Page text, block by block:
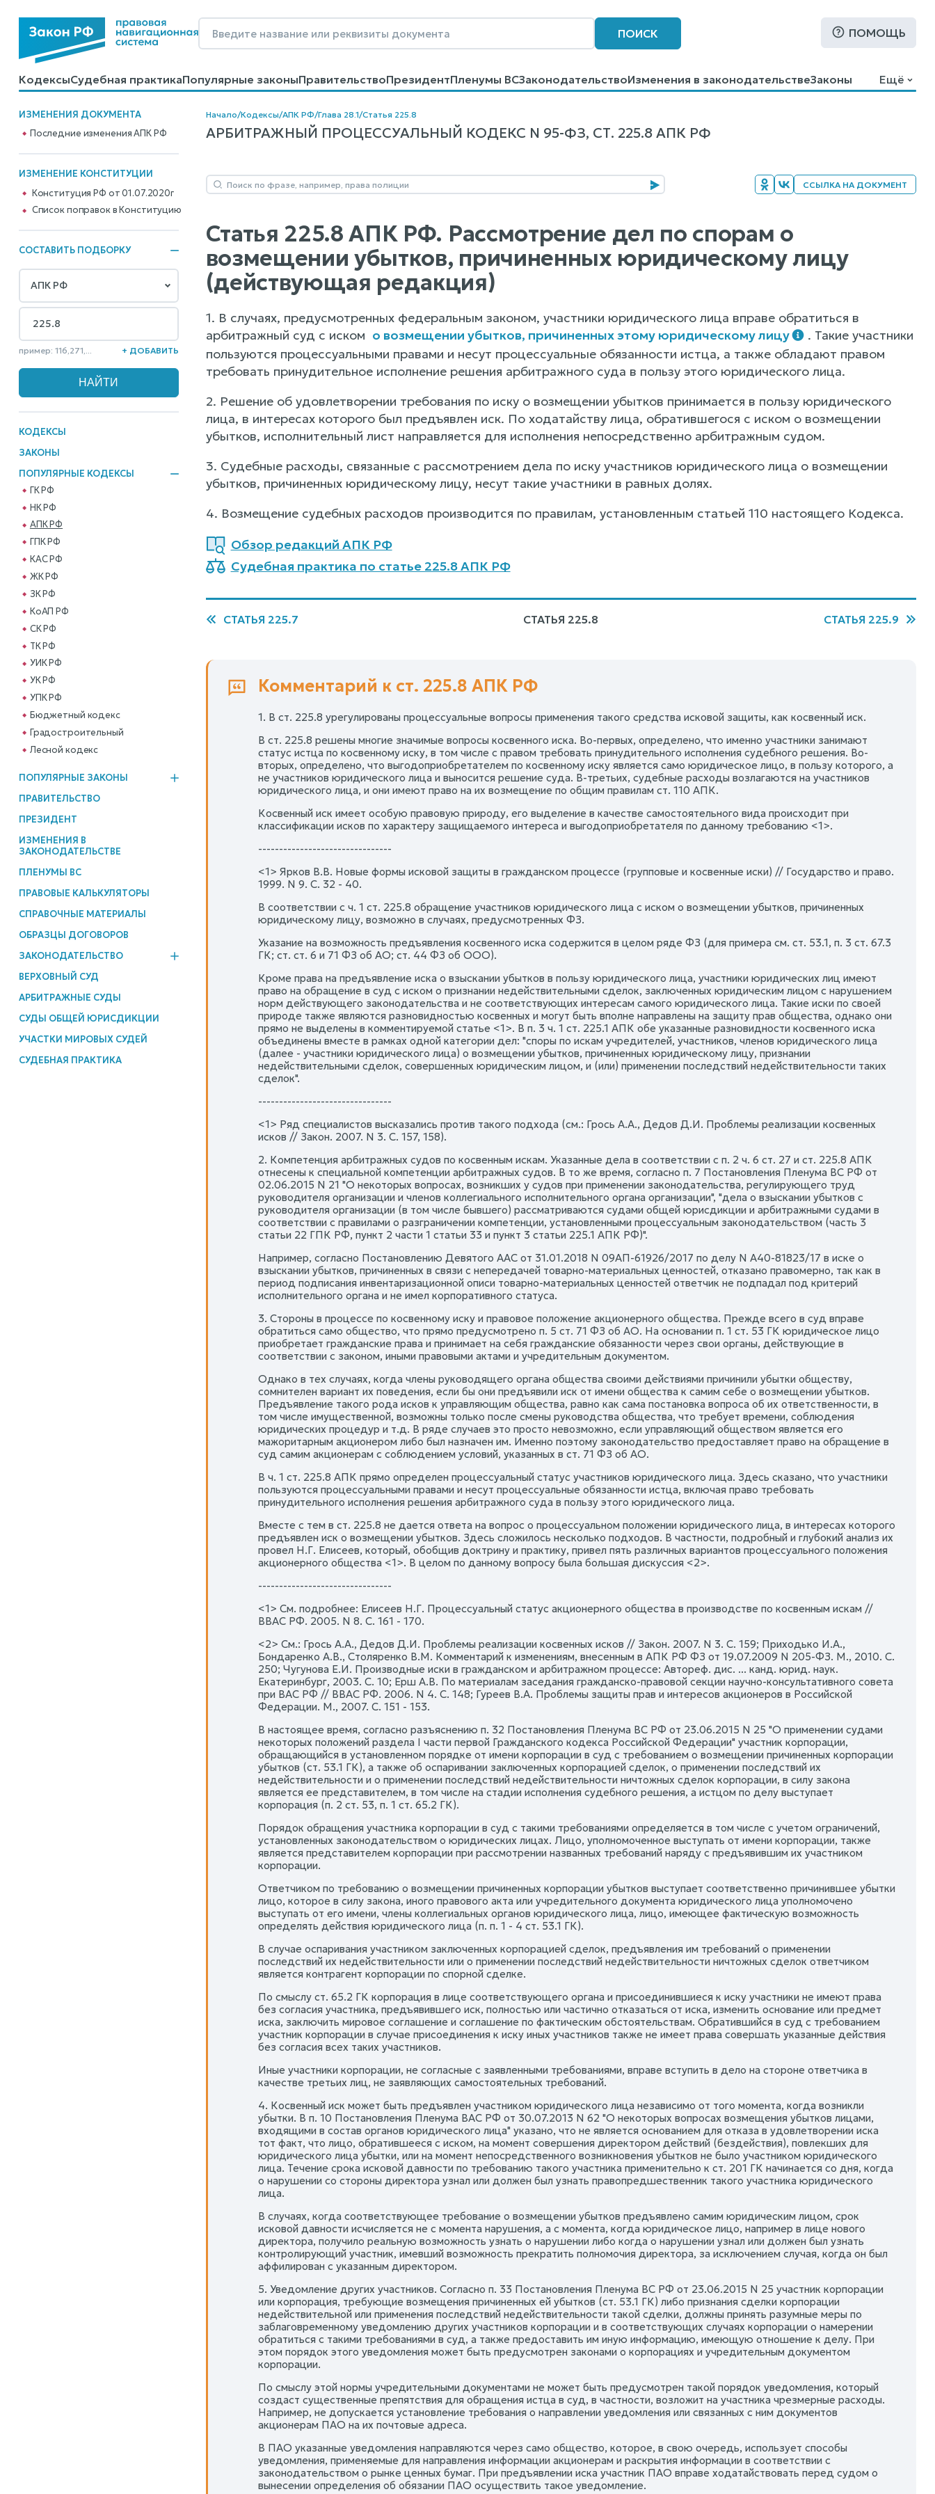
ПОИСК ПОМОЩЬ
КодексыСудебная практикаПопулярные законыПравительствоПрезидентПленумы ВСЗаконодательствоИзменения в законодательствеЗаконы
КалькуляторыСправочные материалыОбразцы договоровКонтактыПомощьПоиск
Ещё
ИЗМЕНЕНИЯ ДОКУМЕНТА
Последние изменения АПК РФ
ИЗМЕНЕНИЕ КОНСТИТУЦИИ
Конституция РФ от 01.07.2020г
Cписок поправок в Конституцию
СОСТАВИТЬ ПОДБОРКУ
пример: 116,271,... + ДОБАВИТЬ
КОДЕКСЫ
ЗАКОНЫ
ПОПУЛЯРНЫЕ КОДЕКСЫ
ГК РФ
НК РФ
АПК РФ
ГПК РФ
КАС РФ
ЖК РФ
ЗК РФ
КоАП РФ
СК РФ
ТК РФ
УИК РФ
УК РФ
УПК РФ
Бюджетный кодекс
Градостроительный
Лесной кодекс
ПОПУЛЯРНЫЕ ЗАКОНЫ
ПРАВИТЕЛЬСТВО
ПРЕЗИДЕНТ
ИЗМЕНЕНИЯ В
ЗАКОНОДАТЕЛЬСТВЕ
ПЛЕНУМЫ ВС
ПРАВОВЫЕ КАЛЬКУЛЯТОРЫ
СПРАВОЧНЫЕ МАТЕРИАЛЫ
ОБРАЗЦЫ ДОГОВОРОВ
ЗАКОНОДАТЕЛЬСТВО
ВЕРХОВНЫЙ СУД
АРБИТРАЖНЫЕ СУДЫ
СУДЫ ОБЩЕЙ ЮРИСДИКЦИИ
УЧАСТКИ МИРОВЫХ СУДЕЙ
СУДЕБНАЯ ПРАКТИКА
Начало/Кодексы/АПК РФ/Глава 28.1/Статья 225.8
АРБИТРАЖНЫЙ ПРОЦЕССУАЛЬНЫЙ КОДЕКС N 95-ФЗ, СТ. 225.8 АПК РФ
ССЫЛКА НА ДОКУМЕНТ
Статья 225.8 АПК РФ. Рассмотрение дел по спорам о
возмещении убытков, причиненных юридическому лицу
(действующая редакция)
1. В случаях, предусмотренных федеральным законом, участники юридического лица вправе обратиться в
арбитражный суд с иском о возмещении убытков, причиненных этому юридическому лицу
. Такие участники
пользуются процессуальными правами и несут процессуальные обязанности истца, а также обладают правом
требовать принудительное исполнение решения арбитражного суда в пользу этого юридического лица.
2. Решение об удовлетворении требования по иску о возмещении убытков принимается в пользу юридического
лица, в интересах которого был предъявлен иск. По ходатайству лица, обратившегося с иском о возмещении
убытков, исполнительный лист направляется для исполнения непосредственно арбитражным судом.
3. Судебные расходы, связанные с рассмотрением дела по иску участников юридического лица о возмещении
убытков, причиненных юридическому лицу, несут такие участники в равных долях.
4. Возмещение судебных расходов производится по правилам, установленным статьей 110 настоящего Кодекса.
Обзор редакций АПК РФ
Судебная практика по статье 225.8 АПК РФ
СТАТЬЯ 225.7 СТАТЬЯ 225.8 СТАТЬЯ 225.9
Комментарий к ст. 225.8 АПК РФ
1. В ст. 225.8 урегулированы процессуальные вопросы применения такого средства исковой защиты, как косвенный иск.
В ст. 225.8 решены многие значимые вопросы косвенного иска. Во-первых, определено, что именно участники занимают
статус истца по косвенному иску, в том числе с правом требовать принудительного исполнения судебного решения. Во-
вторых, определено, что выгодоприобретателем по косвенному иску является само юридическое лицо, в пользу которого, а
не участников юридического лица и выносится решение суда. В-третьих, судебные расходы возлагаются на участников
юридического лица, и они имеют право на их возмещение по общим правилам ст. 110 АПК.
Косвенный иск имеет особую правовую природу, его выделение в качестве самостоятельного вида происходит при
классификации исков по характеру защищаемого интереса и выгодоприобретателя по данному требованию <1>.
--------------------------------
<1> Ярков В.В. Новые формы исковой защиты в гражданском процессе (групповые и косвенные иски) // Государство и право.
1999. N 9. С. 32 - 40.
В соответствии с ч. 1 ст. 225.8 обращение участников юридического лица с иском о возмещении убытков, причиненных
юридическому лицу, возможно в случаях, предусмотренных ФЗ.
Указание на возможность предъявления косвенного иска содержится в целом ряде ФЗ (для примера см. ст. 53.1, п. 3 ст. 67.3
ГК; ст. ст. 6 и 71 ФЗ об АО; ст. 44 ФЗ об ООО).
Кроме права на предъявление иска о взыскании убытков в пользу юридического лица, участники юридических лиц имеют
право на обращение в суд с иском о признании недействительными сделок, заключенных юридическим лицом с нарушением
норм действующего законодательства и не соответствующих интересам самого юридического лица. Такие иски по своей
природе также являются разновидностью косвенных и могут быть вполне направлены на защиту прав общества, однако они
прямо не выделены в комментируемой статье <1>. В п. 3 ч. 1 ст. 225.1 АПК обе указанные разновидности косвенного иска
объединены вместе в рамках одной категории дел: "споры по искам учредителей, участников, членов юридического лица
(далее - участники юридического лица) о возмещении убытков, причиненных юридическому лицу, признании
недействительными сделок, совершенных юридическим лицом, и (или) применении последствий недействительности таких
сделок".
--------------------------------
<1> Ряд специалистов высказались против такого подхода (см.: Грось А.А., Дедов Д.И. Проблемы реализации косвенных
исков // Закон. 2007. N 3. С. 157, 158).
2. Компетенция арбитражных судов по косвенным искам. Указанные дела в соответствии с п. 2 ч. 6 ст. 27 и ст. 225.8 АПК
отнесены к специальной компетенции арбитражных судов. В то же время, согласно п. 7 Постановления Пленума ВС РФ от
02.06.2015 N 21 "О некоторых вопросах, возникших у судов при применении законодательства, регулирующего труд
руководителя организации и членов коллегиального исполнительного органа организации", "дела о взыскании убытков с
руководителя организации (в том числе бывшего) рассматриваются судами общей юрисдикции и арбитражными судами в
соответствии с правилами о разграничении компетенции, установленными процессуальным законодательством (часть 3
статьи 22 ГПК РФ, пункт 2 части 1 статьи 33 и пункт 3 статьи 225.1 АПК РФ)".
Например, согласно Постановлению Девятого ААС от 31.01.2018 N 09АП-61926/2017 по делу N А40-81823/17 в иске о
взыскании убытков, причиненных в связи с непередачей товарно-материальных ценностей, отказано правомерно, так как в
период подписания инвентаризационной описи товарно-материальных ценностей ответчик не подпадал под критерий
исполнительного органа и не имел корпоративного статуса.
3. Стороны в процессе по косвенному иску и правовое положение акционерного общества. Прежде всего в суд вправе
обратиться само общество, что прямо предусмотрено п. 5 ст. 71 ФЗ об АО. На основании п. 1 ст. 53 ГК юридическое лицо
приобретает гражданские права и принимает на себя гражданские обязанности через свои органы, действующие в
соответствии с законом, иными правовыми актами и учредительным документом.
Однако в тех случаях, когда члены руководящего органа общества своими действиями причинили убытки обществу,
сомнителен вариант их поведения, если бы они предъявили иск от имени общества к самим себе о возмещении убытков.
Предъявление такого рода исков к управляющим общества, равно как сама постановка вопроса об их ответственности, в
том числе имущественной, возможны только после смены руководства общества, что требует времени, соблюдения
юридических процедур и т.д. В ряде случаев это просто невозможно, если управляющий обществом является его
мажоритарным акционером либо был назначен им. Именно поэтому законодательство предоставляет право на обращение в
суд самим акционерам с соблюдением условий, указанных в ст. 71 ФЗ об АО.
В ч. 1 ст. 225.8 АПК прямо определен процессуальный статус участников юридического лица. Здесь сказано, что участники
пользуются процессуальными правами и несут процессуальные обязанности истца, включая право требовать
принудительного исполнения решения арбитражного суда в пользу этого юридического лица.
Вместе с тем в ст. 225.8 не дается ответа на вопрос о процессуальном положении юридического лица, в интересах которого
предъявлен иск о возмещении убытков. Здесь сложилось несколько подходов. В частности, подробный и глубокий анализ их
провел Н.Г. Елисеев, который, обобщив доктрину и практику, привел пять различных вариантов процессуального положения
акционерного общества <1>. В целом по данному вопросу была большая дискуссия <2>.
--------------------------------
<1> См. подробнее: Елисеев Н.Г. Процессуальный статус акционерного общества в производстве по косвенным искам //
ВВАС РФ. 2005. N 8. С. 161 - 170.
<2> См.: Грось А.А., Дедов Д.И. Проблемы реализации косвенных исков // Закон. 2007. N 3. С. 159; Приходько И.А.,
Бондаренко А.В., Столяренко В.М. Комментарий к изменениям, внесенным в АПК РФ ФЗ от 19.07.2009 N 205-ФЗ. М., 2010. С.
250; Чугунова Е.И. Производные иски в гражданском и арбитражном процессе: Автореф. дис. ... канд. юрид. наук.
Екатеринбург, 2003. С. 10; Ерш А.В. По материалам заседания гражданско-правовой секции научно-консультативного совета
при ВАС РФ // ВВАС РФ. 2006. N 4. С. 148; Гуреев В.А. Проблемы защиты прав и интересов акционеров в Российской
Федерации. М., 2007. С. 151 - 153.
В настоящее время, согласно разъяснению п. 32 Постановления Пленума ВС РФ от 23.06.2015 N 25 "О применении судами
некоторых положений раздела I части первой Гражданского кодекса Российской Федерации" участник корпорации,
обращающийся в установленном порядке от имени корпорации в суд с требованием о возмещении причиненных корпорации
убытков (ст. 53.1 ГК), а также об оспаривании заключенных корпорацией сделок, о применении последствий их
недействительности и о применении последствий недействительности ничтожных сделок корпорации, в силу закона
является ее представителем, в том числе на стадии исполнения судебного решения, а истцом по делу выступает
корпорация (п. 2 ст. 53, п. 1 ст. 65.2 ГК).
Порядок обращения участника корпорации в суд с такими требованиями определяется в том числе с учетом ограничений,
установленных законодательством о юридических лицах. Лицо, уполномоченное выступать от имени корпорации, также
является представителем корпорации при рассмотрении названных требований наряду с предъявившим их участником
корпорации.
Ответчиком по требованию о возмещении причиненных корпорации убытков выступает соответственно причинившее убытки
лицо, которое в силу закона, иного правового акта или учредительного документа юридического лица уполномочено
выступать от его имени, члены коллегиальных органов юридического лица, лицо, имеющее фактическую возможность
определять действия юридического лица (п. п. 1 - 4 ст. 53.1 ГК).
В случае оспаривания участником заключенных корпорацией сделок, предъявления им требований о применении
последствий их недействительности или о применении последствий недействительности ничтожных сделок ответчиком
является контрагент корпорации по спорной сделке.
По смыслу ст. 65.2 ГК корпорация в лице соответствующего органа и присоединившиеся к иску участники не имеют права
без согласия участника, предъявившего иск, полностью или частично отказаться от иска, изменить основание или предмет
иска, заключить мировое соглашение и соглашение по фактическим обстоятельствам. Обратившийся в суд с требованием
участник корпорации в случае присоединения к иску иных участников также не имеет права совершать указанные действия
без согласия всех таких участников.
Иные участники корпорации, не согласные с заявленными требованиями, вправе вступить в дело на стороне ответчика в
качестве третьих лиц, не заявляющих самостоятельных требований.
4. Косвенный иск может быть предъявлен участником юридического лица независимо от того момента, когда возникли
убытки. В п. 10 Постановления Пленума ВАС РФ от 30.07.2013 N 62 "О некоторых вопросах возмещения убытков лицами,
входящими в состав органов юридического лица" указано, что не является основанием для отказа в удовлетворении иска
тот факт, что лицо, обратившееся с иском, на момент совершения директором действий (бездействия), повлекших для
юридического лица убытки, или на момент непосредственного возникновения убытков не было участником юридического
лица. Течение срока исковой давности по требованию такого участника применительно к ст. 201 ГК начинается со дня, когда
о нарушении со стороны директора узнал или должен был узнать правопредшественник такого участника юридического
лица.
В случаях, когда соответствующее требование о возмещении убытков предъявлено самим юридическим лицом, срок
исковой давности исчисляется не с момента нарушения, а с момента, когда юридическое лицо, например в лице нового
директора, получило реальную возможность узнать о нарушении либо когда о нарушении узнал или должен был узнать
контролирующий участник, имевший возможность прекратить полномочия директора, за исключением случая, когда он был
аффилирован с указанным директором.
5. Уведомление других участников. Согласно п. 33 Постановления Пленума ВС РФ от 23.06.2015 N 25 участник корпорации
или корпорация, требующие возмещения причиненных ей убытков (ст. 53.1 ГК) либо признания сделки корпорации
недействительной или применения последствий недействительности такой сделки, должны принять разумные меры по
заблаговременному уведомлению других участников корпорации и в соответствующих случаях корпорации о намерении
обратиться с такими требованиями в суд, а также предоставить им иную информацию, имеющую отношение к делу. При
этом порядок этого уведомления может быть предусмотрен законами о корпорациях и учредительным документом
корпорации.
По смыслу этой нормы учредительными документами не может быть предусмотрен такой порядок уведомления, который
создаст существенные препятствия для обращения истца в суд, в частности, возложит на участника чрезмерные расходы.
Например, не допускается установление требования о направлении уведомления или связанных с ним документов
акционерам ПАО на их почтовые адреса.
В ПАО указанные уведомления направляются через само общество, которое, в свою очередь, использует способы
уведомления, применяемые для направления информации акционерам и раскрытия информации в соответствии с
законодательством о рынке ценных бумаг. При предъявлении иска участник ПАО вправе ходатайствовать перед судом о
вынесении определения об обязании ПАО осуществить такое уведомление.